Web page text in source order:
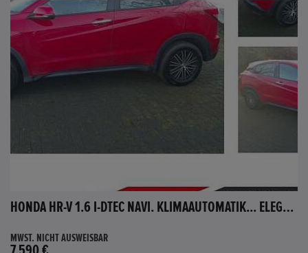
HONDA HR-V 1.6 I-DTEC NAVI. KLIMAAUTOMATIK... ELEGANCE
MWST. NICHT AUSWEISBAR